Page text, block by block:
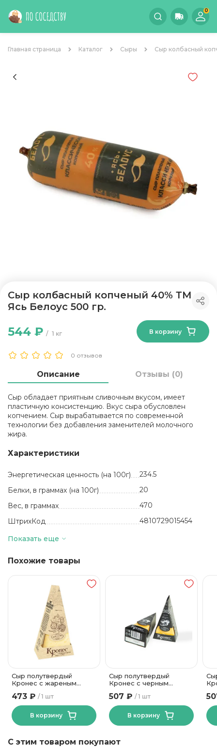
0
Главная страница Каталог Сыры Сыр колбасный
Сыр колбасный копченый 40% ТМ
Ясь Белоус 500 гр.
0 отзывов
1 кг
544 ₽ В корзину
Описание Отзывы (0)
Сыр обладает приятным сливочным вкусом, имеет
пластичную консистенцию. Вкус сыра обусловлен
копчением. Сыр вырабатывается по современной
технологии без добавления заменителей молочного
жира.
Характеристики
Энергетическая ценность (на 100г)
234.5
Белки, в граммах (на 100г)
20
Вес, в граммах
470
ШтрихКод
4810729015454
Базовая единица
Жиры, в граммах (на 100 г)
сыр, вода питьевая,
сыр обезжиренный
для плавления,
масло сливочное,
творог, молоко
сухое
обезжиренное
Срок годности
Температура хранения
от 0 до +4
Бренд
МК Слуцкий
Жирность, %
40
Вид упаковки
Полимерная
пленка
Показать еще
Похожие товары
Сыр полутвердый
Кронес с жареным
250г Молочный Мир
1 шт
473 ₽
В корзину
Сыр полутвердый
Кронес с черным
Молочный Мир
1 шт
507 ₽
В корзину
С этим товаром покупают